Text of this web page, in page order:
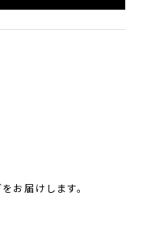
お届けします。